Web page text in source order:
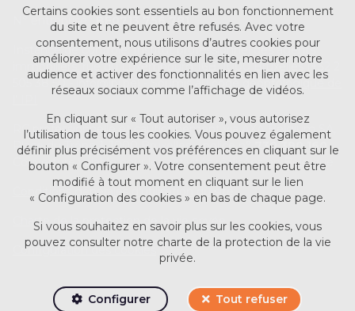
Certains cookies sont essentiels au bon fonctionnement
du site et ne peuvent être refusés. Avec votre
consentement, nous utilisons d’autres cookies pour
améliorer votre expérience sur le site, mesurer notre
audience et activer des fonctionnalités en lien avec les
réseaux sociaux comme l’affichage de vidéos.
En cliquant sur « Tout autoriser », vous autorisez
l’utilisation de tous les cookies. Vous pouvez également
définir plus précisément vos préférences en cliquant sur le
bouton « Configurer ». Votre consentement peut être
modifié à tout moment en cliquant sur le lien
« Configuration des cookies » en bas de chaque page.
Si vous souhaitez en savoir plus sur les cookies, vous
pouvez consulter notre charte de la protection de la vie
privée.
Configurer Tout refuser
N° entreprise : BE0713 756 781
Instance de contrôle: Institut professionnel des agents
immobiliers, rue du Luxembourg 16B, 1000 Bruxelles (+32 2
505 38 50 - info@ipi.be) - Soumis aucode déontologique de
RC professionnelle et cautionnement via AXA Belgium SA,
Place du Trône 1, 1000 Bruxelles – police n°730.390.160
Couverture valable pour les activités réalisées en Belgique
Conditions générales d'utilisation du site
Charte de la protection de la vie privée
Configuration des cookies